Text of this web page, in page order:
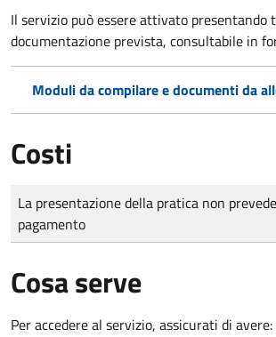
Il servizio può essere attivato presentando
documentazione prevista, consultabile in
Moduli da compilare e documenti da
Costi
Tipo di pagamento
Importo
La presentazione della pratica non
pagamento
Cosa serve
Per accedere al servizio, assicurati di avere: